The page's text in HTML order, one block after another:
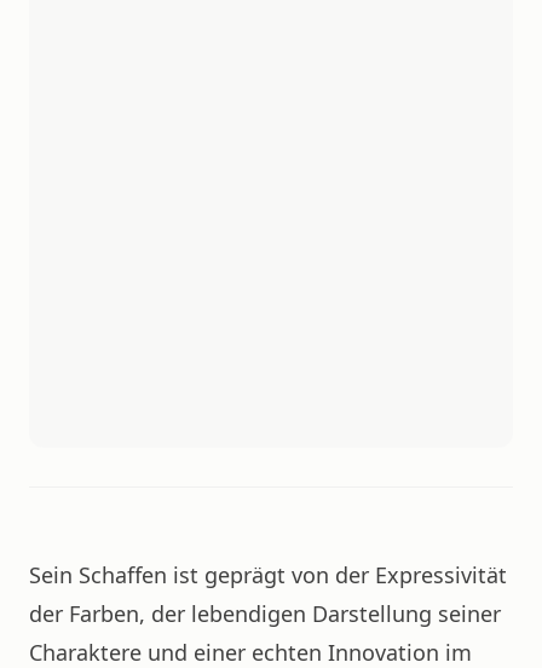
Sein Schaffen ist geprägt von der Expressivität
der Farben, der lebendigen Darstellung seiner
Charaktere und einer echten Innovation im